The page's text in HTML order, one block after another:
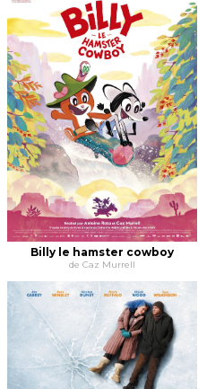
Billy le hamster cowboy
de Caz Murrell